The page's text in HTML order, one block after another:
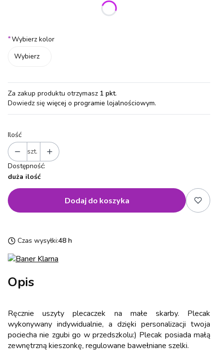
Poszczególne warianty mogą różnić się ceną
*Wybierz kolor
Wybierz
Za zakup produktu otrzymasz 1 pkt.
Dowiedz się więcej o programie lojalnościowym.
Ilość
szt.
Dostępność:
duża ilość
Dodaj do koszyka
Czas wysyłki:48 h
Opis
Ręcznie uszyty plecaczek na małe skarby. Plecak
wykonywany indywidualnie, a dzięki personalizacji twoja
pociecha nie zgubi go w przedszkolu:) Plecak posiada małą
zewnętrzną kieszonkę, regulowane bawełniane szelki.